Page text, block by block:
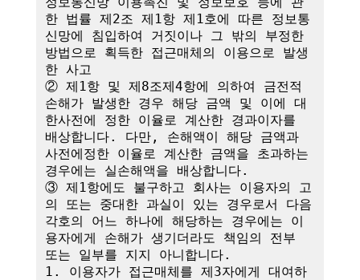
한 법률 제2조 제1항 제1호에 따른 정보통
신망에 침입하여 거짓이나 그 밖의 부정한
방법으로 획득한 접근매체의 이용으로 발생
한 사고
② 제1항 및 제8조제4항에 의하여 금전적
손해가 발생한 경우 해당 금액 및 이에 대
한사전에 정한 이율로 계산한 경과이자를
배상합니다. 다만, 손해액이 해당 금액과
사전에정한 이율로 계산한 금액을 초과하는
경우에는 실손해액을 배상합니다.
③ 제1항에도 불구하고 회사는 이용자의 고
의 또는 중대한 과실이 있는 경우로서 다음
각호의 어느 하나에 해당하는 경우에는 이
용자에게 손해가 생기더라도 책임의 전부
또는 일부를 지지 아니합니다.
1. 이용자가 접근매체를 제3자에게 대여하